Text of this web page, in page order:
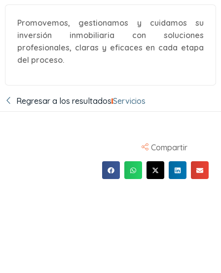
Promovemos, gestionamos y cuidamos su
inversión inmobiliaria con soluciones
profesionales, claras y eficaces en cada etapa
del proceso.
Regresar a los resultadosServicios
Compartir